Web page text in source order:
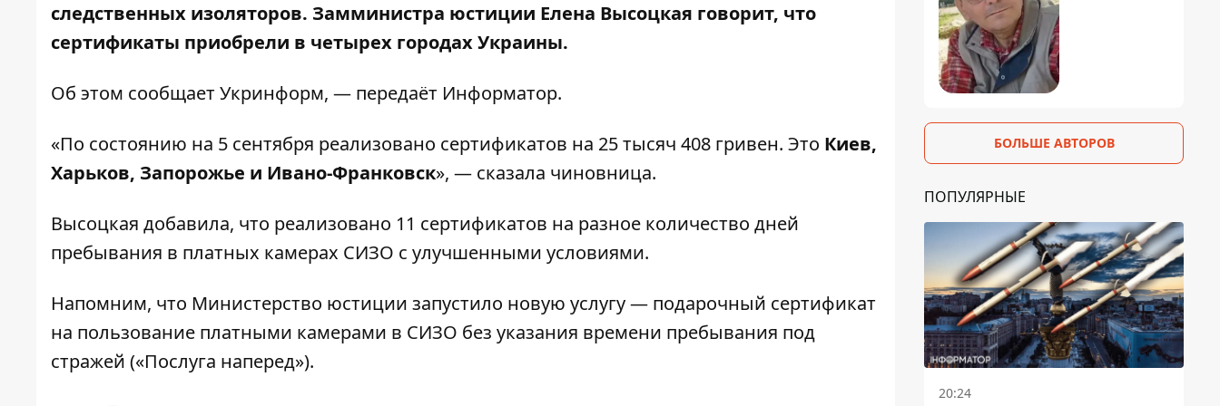
следственных изоляторов. Замминистра юстиции Елена Высоцкая говорит, что
сертификаты приобрели в четырех городах Украины.
Об этом сообщает Укринформ, — передаёт Информатор.
«По состоянию на 5 сентября реализовано сертификатов на 25 тысяч 408 гривен. Это Киев,
Харьков, Запорожье и Ивано-Франковск», — сказала чиновница.
Высоцкая добавила, что реализовано 11 сертификатов на разное количество дней
пребывания в платных камерах СИЗО с улучшенными условиями.
Напомним, что Министерство юстиции запустило новую услугу — подарочный сертификат
на пользование платными камерами в СИЗО без указания времени пребывания под
стражей («Послуга наперед»).
БОЛЬШЕ АВТОРОВ
ПОПУЛЯРНЫЕ
20:24